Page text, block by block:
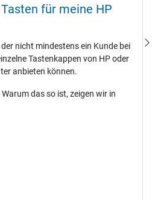
für meine HP
nicht mindestens ein Kunde bei
Tastenkappen von HP oder
anbieten können.
das so ist, zeigen wir in